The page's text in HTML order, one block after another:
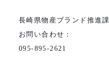
長崎県物産ブランド推進課
お問い合わせ：
095-895-2621